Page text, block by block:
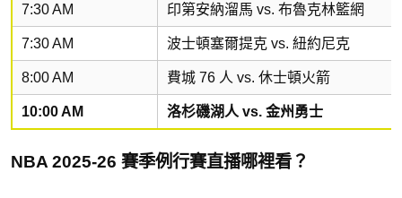
7:30 AM 印第安納溜馬 vs. 布魯克林籃網
7:30 AM 波士頓塞爾提克 vs. 紐約尼克
8:00 AM 費城 76 人 vs. 休士頓火箭
10:00 AM 洛杉磯湖人 vs. 金州勇士
NBA 2025-26 賽季例行賽直播哪裡看？